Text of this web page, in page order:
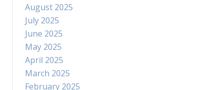
August 2025
July 2025
June 2025
May 2025
April 2025
March 2025
February 2025